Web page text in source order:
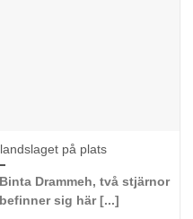
på plats
Drammeh, två stjärnor
sig här [...]